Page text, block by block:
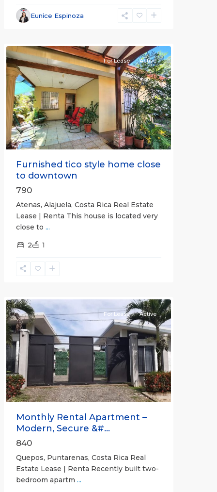
Eunice Espinoza
Alajuela
(Province)
Previous Next
For Lease Active
Furnished tico style home close
to downtown
790
Atenas, Alajuela, Costa Rica Real Estate
Lease | Renta This house is located very
close to ...
2 1
Previous Next
For Lease Active
Monthly Rental Apartment –
Modern, Secure &#...
840
Quepos, Puntarenas, Costa Rica Real
Estate Lease | Renta Recently built two-
bedroom apartm ...